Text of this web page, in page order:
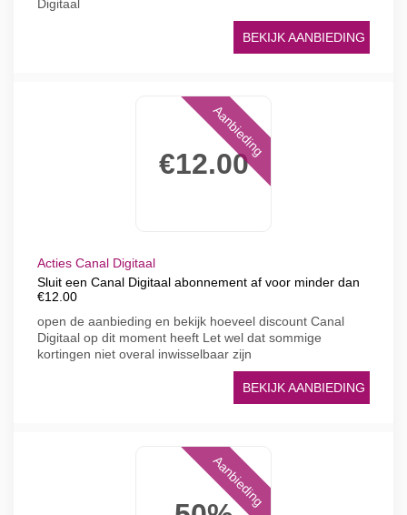
Digitaal
BEKIJK AANBIEDING
€12.00
Aanbieding
Acties Canal Digitaal
Sluit een Canal Digitaal abonnement af voor minder dan
€12.00
open de aanbieding en bekijk hoeveel discount Canal
Digitaal op dit moment heeft Let wel dat sommige
kortingen niet overal inwisselbaar zijn
BEKIJK AANBIEDING
Aanbieding